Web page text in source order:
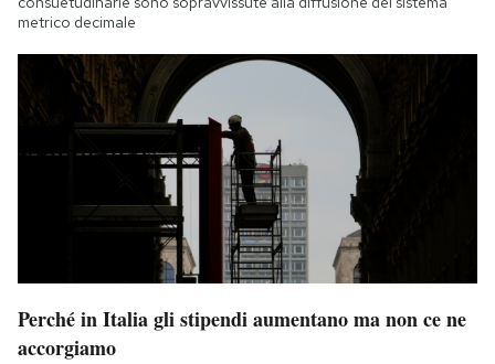
metrico decimale
Perché in Italia gli stipendi aumentano ma non ce ne
accorgiamo